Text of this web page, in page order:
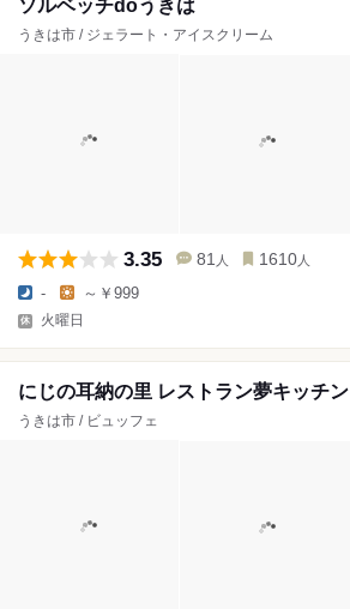
ソルベッチdoうきは
うきは市 / ジェラート・アイスクリーム
3.35 81 人 1610 人
- ～￥999
火曜日
にじの耳納の里 レストラン夢キッチン
うきは市 / ビュッフェ